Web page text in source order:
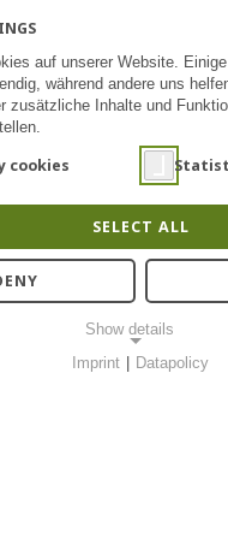
New
Research Chip
Kids: A
auf unserer Website.
während andere uns
zusätzliche Inhalte und
cookies
SELECT ALL
Show details
Imprint Datapolicy